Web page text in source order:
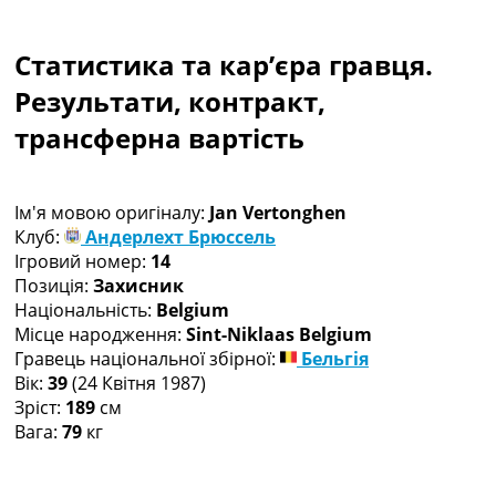
Чемпіонат Світу
Україна. Прем’єр-Ліга
Україна. Перша Ліга
Ліга Чемпіонів
Ще Турніри >>>
Таблиці
Чемпіонат Світу. Турнирні таблиці
Таблиця УПЛ
Перша Ліга
Таблиця АПЛ
Таблиця Ла Ліги
Таблиця Ліги Чемпіонів
Всі таблиці >>>
Рейтинги
Статистика та кар’єра гравця.
Результати, контракт,
трансферна вартість
Ім'я мовою оригіналу: Jan Vertonghen
Клуб:
Андерлехт Брюссель
Ігровий номер: 14
Позиція: Захисник
Національність: Belgium
Місце народження: Sint-Niklaas Belgium
Гравець національної збірної:
Бельгія
Вік: 39(24 Квітня 1987)
Зріст: 189 см
Вага: 79 кг